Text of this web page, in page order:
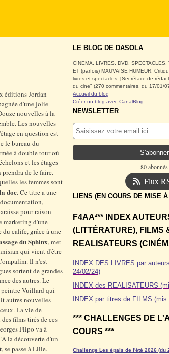
éditions Jordan
d'une jolie
nouvelles à la
Les nouvelles
en question est
le bureau du
à double tour où
et les étages
de le faire.
les femmes sont
doc. Ce titre a une
pour raison
marketing d'une
du calife, grâce à une
du Sphinx, met
qui vient d'être
Il n'est
sortent de grandes
des autres. Le
Vuillard qui
autres nouvelles
La vie de
films tirés de ces
Flipo va à
la découverte d'un
, se passe à Lille.
LE BLOG DE DASOLA
CINEMA, LIVRES, DVD,
ET (parfois) MAUVAISE HUMEUR.
livres et spectacles. [Secrétaire de
du cine" (270 commentaires, du 17/01/
Accueil du blog
Créer un blog avec CanalBlog
NEWSLETTER
80 abonnés
Flux
LIENS (EN COURS DE MISE
F4AA²** INDEX
(LITTÉRATURE), FILMS
REALISATEURS
INDEX DES LIVRES par
24/02/24)
INDEX des REALISATEURS
INDEX par titres de FILMS
*** CHALLENGES DE
COURS ***
Challenge Les épais de l'été 2026 (du